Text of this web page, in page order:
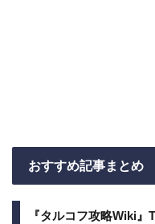
おすすめ記事まとめ
『タルコフ攻略Wiki』